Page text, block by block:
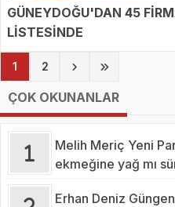
GÜNEYDOĞU'DAN 45
LİSTESİNDE
1 (current)
2
ÇOK OKUNANLAR
Melih Meriç Yeni
ekmeğine yağ mı
Erhan Deniz